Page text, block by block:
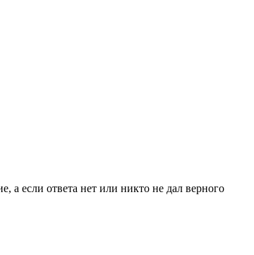
а если ответа нет или никто не дал верного